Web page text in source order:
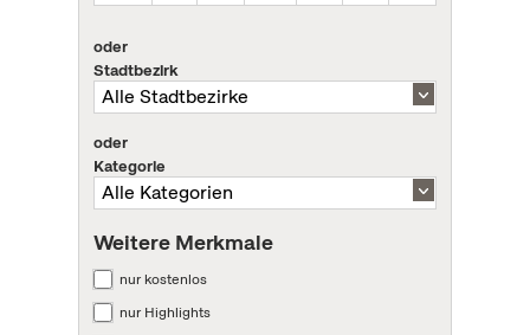
oder
Stadtbezirk
oder
Kategorie
Weitere Merkmale
nur kostenlos
nur Highlights